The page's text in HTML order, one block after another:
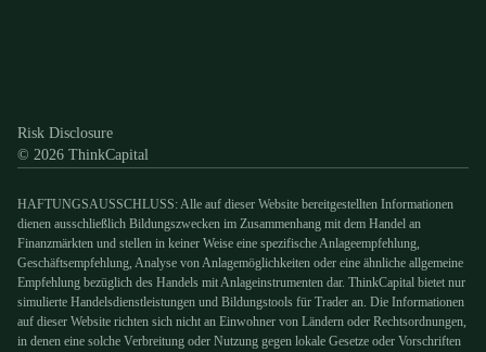
Risk Disclosure
© 2026 ThinkCapital
HAFTUNGSAUSSCHLUSS: Alle auf dieser Website bereitgestellten Informationen
dienen ausschließlich Bildungszwecken im Zusammenhang mit dem Handel an
Finanzmärkten und stellen in keiner Weise eine spezifische Anlageempfehlung,
Geschäftsempfehlung, Analyse von Anlagemöglichkeiten oder eine ähnliche allgemeine
Empfehlung bezüglich des Handels mit Anlageinstrumenten dar. ThinkCapital bietet nur
simulierte Handelsdienstleistungen und Bildungstools für Trader an. Die Informationen
auf dieser Website richten sich nicht an Einwohner von Ländern oder Rechtsordnungen,
in denen eine solche Verbreitung oder Nutzung gegen lokale Gesetze oder Vorschriften